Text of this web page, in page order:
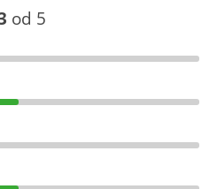
od 5